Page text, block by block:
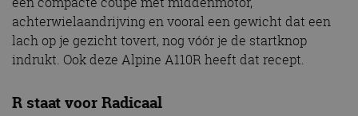
achterwielaandrijving en vooral een gewicht dat een
lach op je gezicht tovert, nog vóór je de startknop
indrukt. Ook deze Alpine A110R heeft dat recept.
R staat voor Radicaal